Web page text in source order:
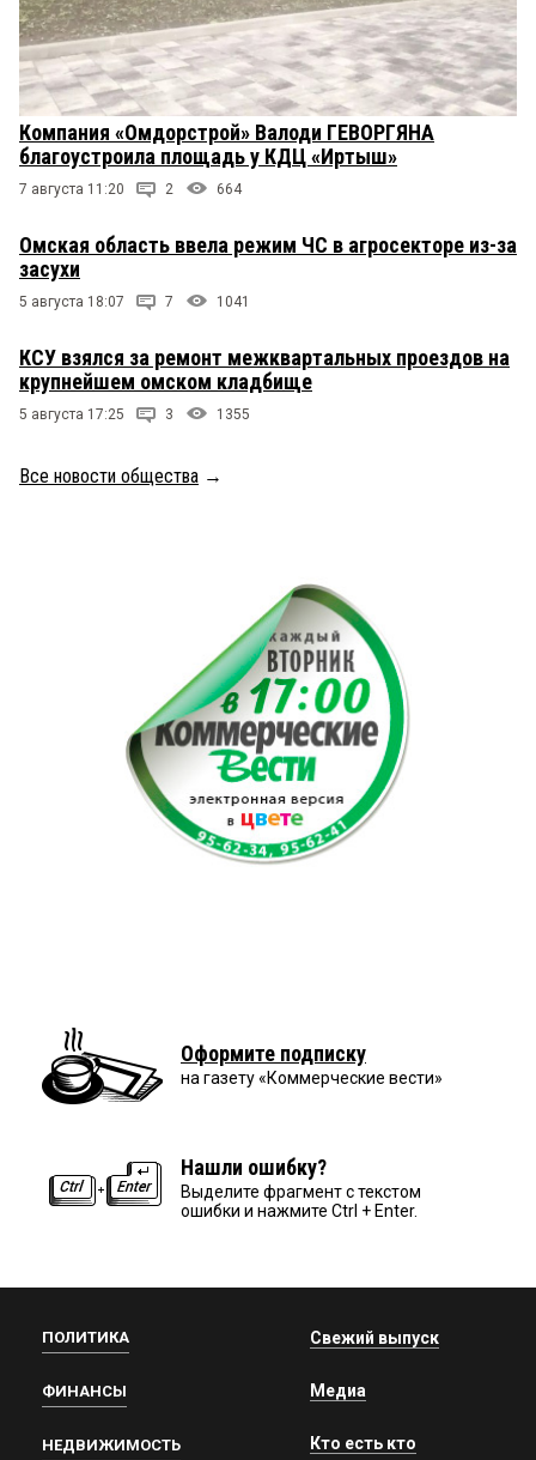
Компания «Омдорстрой» Валоди ГЕВОРГЯНА
благоустроила площадь у КДЦ «Иртыш»
7 августа 11:20 2 664
Омская область ввела режим ЧС в агросекторе из-за
засухи
5 августа 18:07 7 1041
КСУ взялся за ремонт межквартальных проездов на
крупнейшем омском кладбище
5 августа 17:25 3 1355
Все новости общества →
Оформите подписку
на газету «Коммерческие вести»
Нашли ошибку?
Выделите фрагмент с текстом
ошибки и нажмите Ctrl + Enter.
ПОЛИТИКА
ФИНАНСЫ
НЕДВИЖИМОСТЬ
Свежий выпуск
Медиа
Кто есть кто